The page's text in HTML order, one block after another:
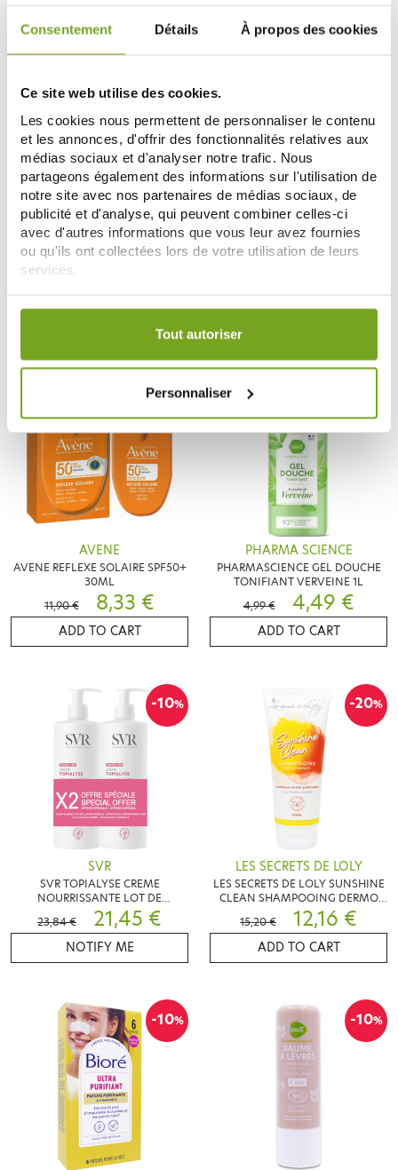
Consentement Détails À propos des cookies
Ce site web utilise des cookies.
Les cookies nous permettent de personnaliser le contenu
et les annonces, d'offrir des fonctionnalités relatives aux
médias sociaux et d'analyser notre trafic. Nous
partageons également des informations sur l'utilisation de
notre site avec nos partenaires de médias sociaux, de
publicité et d'analyse, qui peuvent combiner celles-ci
avec d'autres informations que vous leur avez fournies
ou qu'ils ont collectées lors de votre utilisation de leurs
services.
Votre choix de consentement est conservé pendant une
Tout autoriser
Personnaliser
TOPICREM
TOPICREM ULTRA-HYDRATANTE
SCINTILLANT CORPS 24 H 200 ML
ALVADIEM
ALVADIEM CREME PHILOMIEL
-30%
AVENE
AVENE REFLEXE SOLAIRE SPF50+
30ML
11,90 €
8,33 €
ADD TO CART
PHARMA SCIENCE
PHARMASCIENCE GEL DOUCHE
TONIFIANT VERVEINE 1L
4,99 €
4,49 €
ADD TO CART
-10%
SVR
SVR TOPIALYSE CREME
NOURRISSANTE LOT DE
2X400ML
23,84 € 21,45 €
NOTIFY ME
-20%
LES SECRETS DE LOLY
LES SECRETS DE LOLY SUNSHINE
CLEAN SHAMPOOING DERMO
APAISANT 200ML
15,20 € 12,16 €
ADD TO CART
-10% -10%